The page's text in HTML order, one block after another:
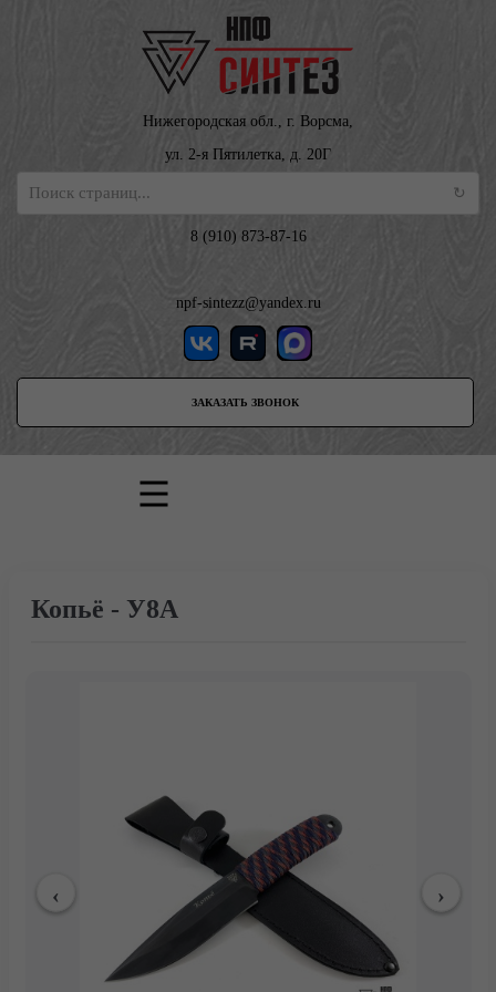
Нижегородская обл., г. Ворсма,
ул. 2-я Пятилетка, д. 20Г
8 (910) 873-87-16
npf-sintezz@yandex.ru
ЗАКАЗАТЬ ЗВОНОК
Копьё - У8А